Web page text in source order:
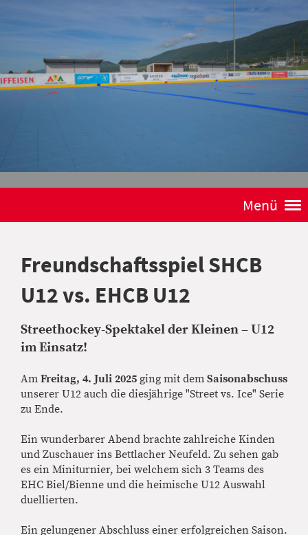
Menü
Freundschaftsspiel SHCB
U12 vs. EHCB U12
Streethockey-Spektakel der Kleinen – U12
im Einsatz!
Am Freitag, 4. Juli 2025 ging mit dem Saisonabschuss
unserer U12 auch die diesjährige "Street vs. Ice" Serie
zu Ende.
Ein wunderbarer Abend brachte zahlreiche Kinden
und Zuschauer ins Bettlacher Neufeld. Zu sehen gab
es ein Miniturnier, bei welchem sich 3 Teams des
EHC Biel/Bienne und die heimische U12 Auswahl
duellierten.
Ein gelungener Abschluss einer erfolgreichen Saison.